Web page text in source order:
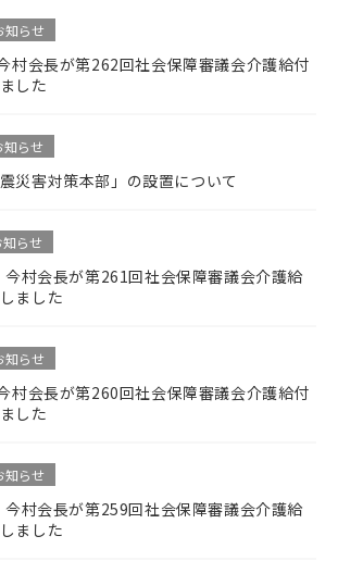
知らせ
村会長が第262回社会保障審議会介護給付
した
知らせ
災害対策本部」の設置について
知らせ
村会長が第261回社会保障審議会介護給
ました
知らせ
村会長が第260回社会保障審議会介護給付
した
知らせ
村会長が第259回社会保障審議会介護給
ました